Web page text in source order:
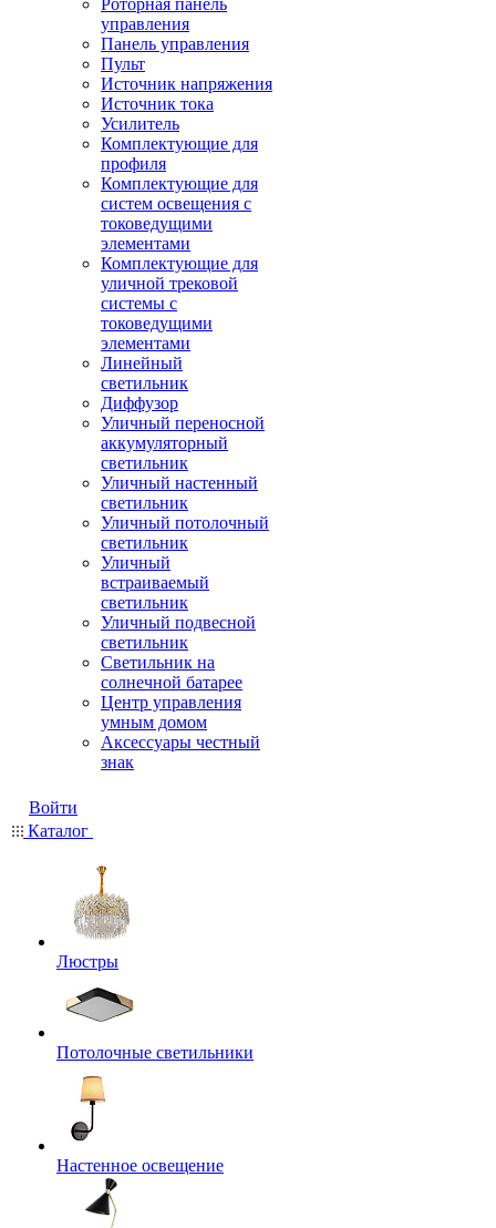
Роторная панель
управления
Панель управления
Пульт
Источник напряжения
Источник тока
Усилитель
Комплектующие для
профиля
Комплектующие для
систем освещения с
токоведущими
элементами
Комплектующие для
уличной трековой
системы с
токоведущими
элементами
Линейный
светильник
Диффузор
Уличный переносной
аккумуляторный
светильник
Уличный настенный
светильник
Уличный потолочный
светильник
Уличный
встраиваемый
светильник
Уличный подвесной
светильник
Светильник на
солнечной батарее
Центр управления
умным домом
Аксессуары честный
знак
Войти
Каталог
Люстры
Потолочные светильники
Настенное освещение